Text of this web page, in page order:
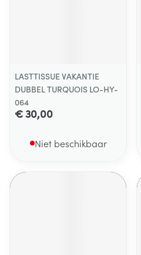
LASTTISSUE VAKANTIE
DUBBEL TURQUOIS LO-HY-
064
€ 30,00
Niet beschikbaar